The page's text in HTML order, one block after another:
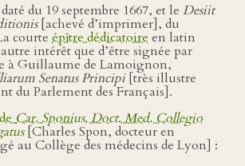
du 19 septembre 1667, et le Desiit
[achevé d’imprimer], du
courte épître dédicatoire en latin
intérêt que d’être signée par
à Guillaume de Lamoignon,
Senatus Principi[très illustre
du Parlement des Français].
Car. Sponius, Doct. Med. Collegio
[Charles Spon, docteur en
au Collège des médecins de Lyon] :